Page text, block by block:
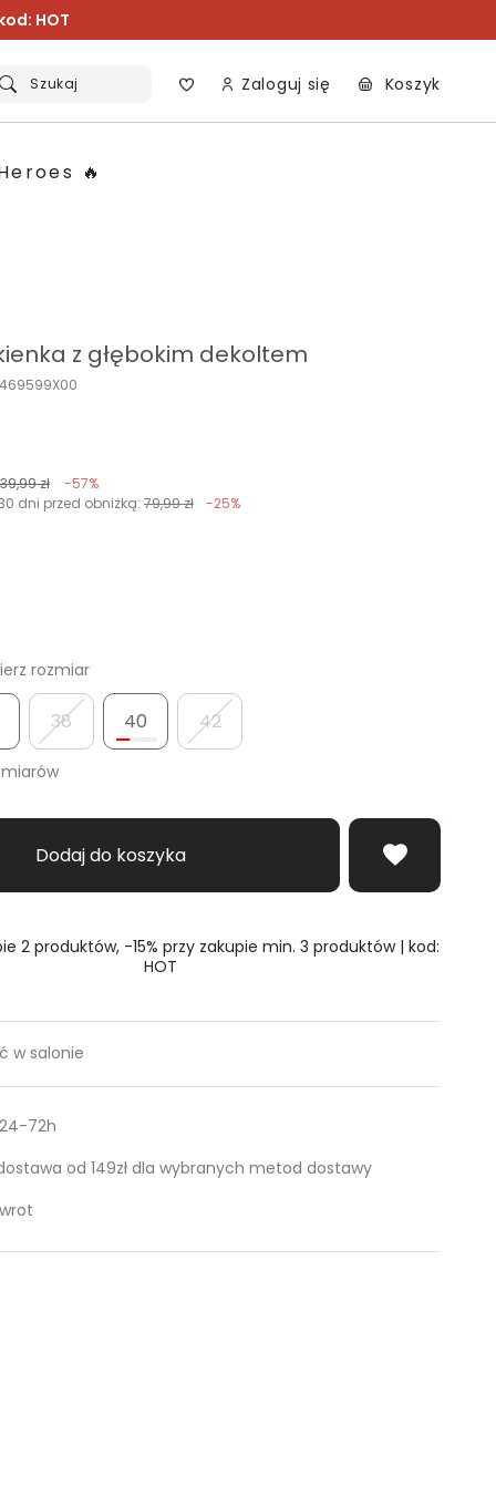
HOT
Szukaj Zaloguj się Koszyk
🔥
z głębokim dekoltem
zł
-57%
dni przed obniżką: 79,99 zł -25%
rozmiar
38 40 42
Dodaj do koszyka
2 produktów, -15% przy zakupie min. 3 produktów | kod:
HOT
w salonie
72h
od 149zł dla wybranych metod dostawy